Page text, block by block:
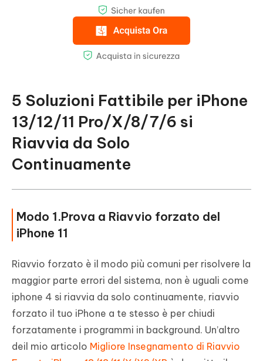
5 Soluzioni Fattibile per iPhone
13/12/11 Pro/X/8/7/6 si
Riavvia da Solo
Continuamente
Modo 1.Prova a Riavvio forzato del
iPhone 11
Riavvio forzato è il modo più comuni per risolvere la
maggior parte errori del sistema, non è uguali come
iphone 4 si riavvia da solo continuamente, riavvio
forzato il tuo iPhone a te stesso è per chiudi
forzatamente i programmi in background. Un’altro
deil mio articolo Migliore Insegnamento di Riavvio